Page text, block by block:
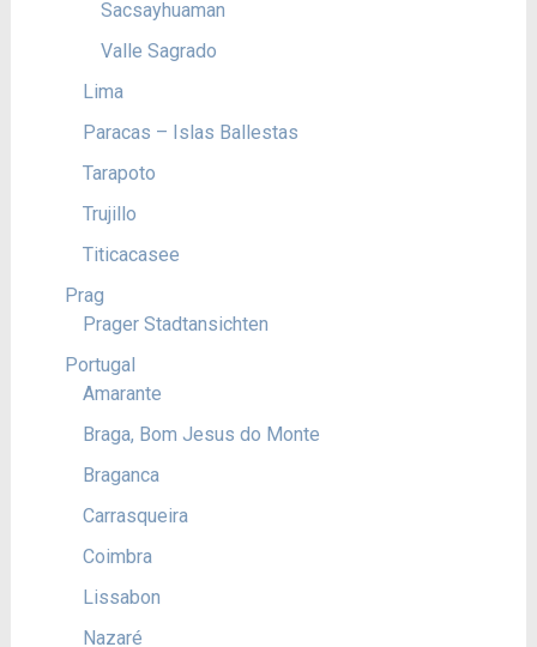
Sacsayhuaman
Valle Sagrado
Lima
Paracas – Islas Ballestas
Tarapoto
Trujillo
Titicacasee
Prag
Prager Stadtansichten
Portugal
Amarante
Braga, Bom Jesus do Monte
Braganca
Carrasqueira
Coimbra
Lissabon
Nazaré